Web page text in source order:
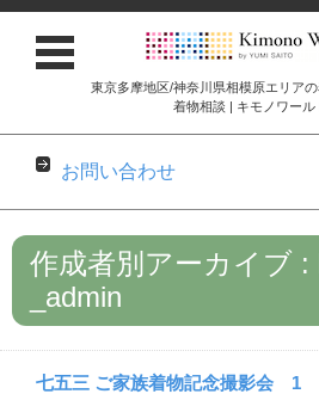
東京多摩地区/神奈川県相模原エリア
着物相談 | キモノワール
お問い合わせ
コンテンツに移動
作成者別アーカイブ :
_admin
七五三 ご家族着物記念撮影会 1